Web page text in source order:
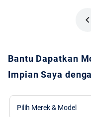
Bantu Dapatkan
Impian Saya
Pilih Merek & Model